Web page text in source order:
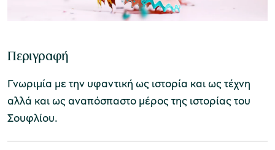
Περιγραφή
Γνωριμία με την υφαντική ως ιστορία και ως τέχνη
αλλά και ως αναπόσπαστο μέρος της ιστορίας του
Σουφλίου.